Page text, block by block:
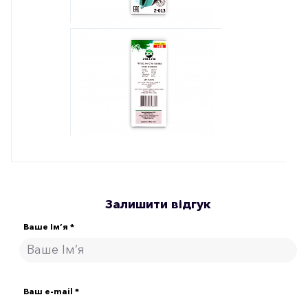
Залишити відгук
Ваше Ім’я *
Ваш e-mail *